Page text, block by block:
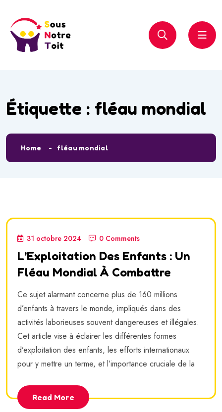
Étiquette : fléau mondial
Home fléau mondial
31 octobre 2024 0 Comments
L’Exploitation Des Enfants : Un
Fléau Mondial À Combattre
Ce sujet alarmant concerne plus de 160 millions
d’enfants à travers le monde, impliqués dans des
activités laborieuses souvent dangereuses et illégales.
Cet article vise à éclairer les différentes formes
d’exploitation des enfants, les efforts internationaux
pour y mettre un terme, et l’importance cruciale de la
Read More